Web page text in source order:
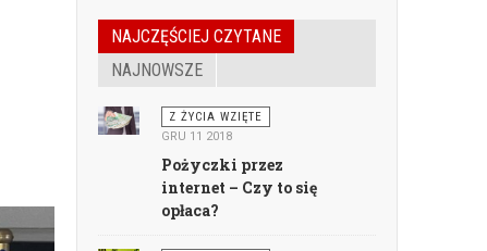
NAJCZĘŚCIEJ CZYTANE
NAJNOWSZE
Z ŻYCIA WZIĘTE
GRU 11 2018
Pożyczki przez
internet – Czy to się
opłaca?